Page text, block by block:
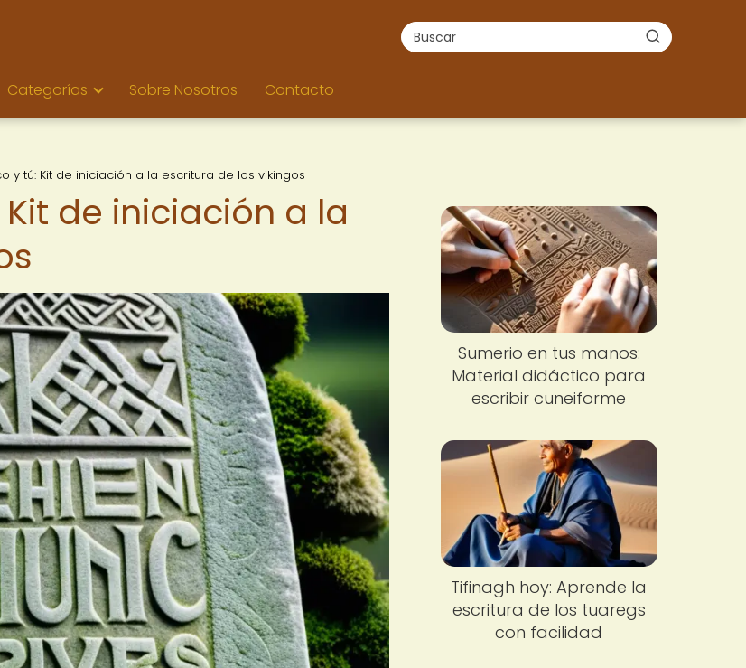
Categorías Sobre Nosotros Contacto
y tú: Kit de iniciación a la escritura de los vikingos
de iniciación a la
Sumerio en tus manos:
Material didáctico para
escribir cuneiforme
Tifinagh hoy: Aprende la
escritura de los tuaregs
con facilidad